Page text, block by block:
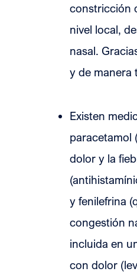
constricción
nivel local,
nasal.
y de manera
Existen
paracetamol
dolor y la
y fenilefrina
congestión
incluida en
con dolor